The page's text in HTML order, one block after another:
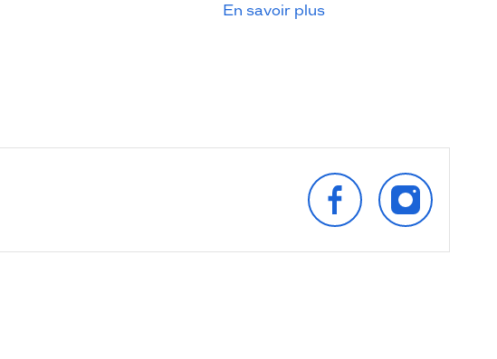
En savoir plus
SUIVEZ‑NOUS
SUR
FACEBOOK
SUR
INSTAGRAM